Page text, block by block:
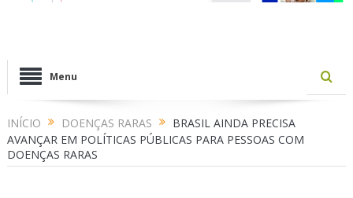
Menu
INÍCIO DOENÇAS RARAS
BRASIL AINDA PRECISA
AVANÇAR EM POLÍTICAS PÚBLICAS PARA PESSOAS COM
DOENÇAS RARAS